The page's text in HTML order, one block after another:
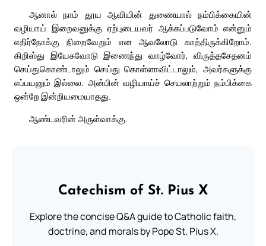
ஆனால் நாம் தூய ஆவியின் துணையால் நம்பிக்கையின்
வழியாய் இறைவனுக்கு ஏற்புடையவர் ஆக்கப்படுவோம் என்னும்
எதிர்நோக்கு நிறைவேறும் என ஆவலோடு காத்திருக்கிறோம்.
கிறிஸ்து இயேசுவோடு இணைந்து வாழ்வோர், விருத்தசேதனம்
செய்துகொண்டாலும் செய்து கொள்ளாவிட்டாலும், அவர்களுக்கு
எப்பயனும் இல்லை. அன்பின் வழியாய்ச் செயலாற்றும் நம்பிக்கை
ஒன்றே இன்றியமையாதது.
ஆண்டவரின் அருள்வாக்கு.
Catechism of St. Pius X
Explore the concise Q&A guide to Catholic faith,
doctrine, and morals by Pope St. Pius X.